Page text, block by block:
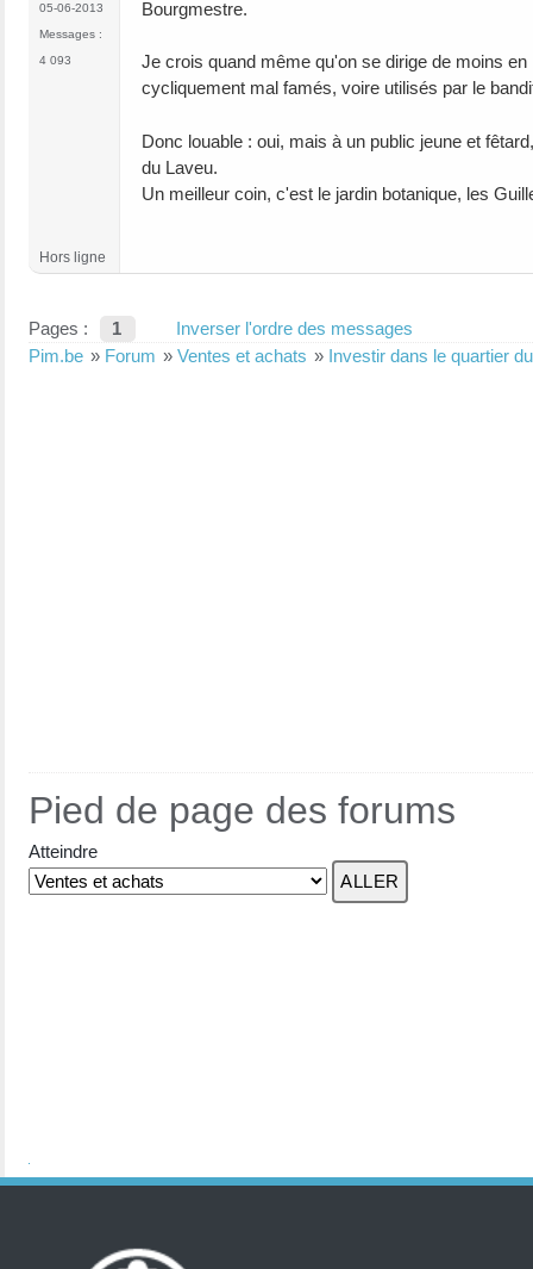
05-06-2013
Messages :
4 093
Bourgmestre.
Je crois quand même qu'on se dirige de moins
cycliquement mal famés, voire utilisés par le
Donc louable : oui, mais à un public jeune et
du Laveu.
Un meilleur coin, c'est le jardin botanique, les
Hors ligne
Pages : 1
Inverser l'ordre des messages
Pim.be » Forum » Ventes et achats » Investir dans le quartier
Pied de page des forums
Atteindre